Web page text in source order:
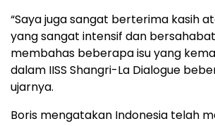
“Saya juga sangat berterima kasih
yang sangat intensif dan
membahas beberapa isu yang
dalam IISS Shangri-La Dialogue
ujarnya.
Boris mengatakan Indonesia telah